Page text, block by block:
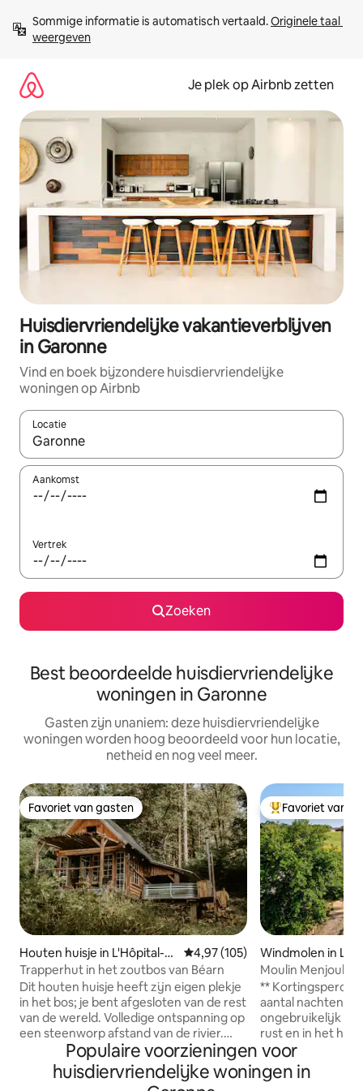
direct
naar
Sommige informatie is automatisch vertaald. Originele taal
weergeven
Je plek op Airbnb zetten
Huisdiervriendelijke vakantieverblijven
in Garonne
Vind en boek bijzondere huisdiervriendelijke
woningen op Airbnb
Locatie
Wanneer er resultaten beschikbaar zijn, maak je een keuze
Aankomst
Vertrek
Zoeken
Best beoordeelde huisdiervriendelijke
woningen in Garonne
Gasten zijn unaniem: deze huisdiervriendelijke
woningen worden hoog beoordeeld voor hun locatie,
netheid en nog veel meer.
Favoriet van gasten
Favoriet van gasten
Houten huisje in L'Hôpital-
d'Orion
Gemiddelde beoordeling van
4,97 (105)
Trapperhut in het zoutbos van Béarn
Dit houten huisje heeft zijn eigen plekje
in het bos; je bent afgesloten van de rest
van de wereld. Volledige ontspanning op
een steenworp afstand van de rivier.
Laat je leiden door je verlangens tijdens
je verblijf. Het huisje bestaat uit een
slaapkamer boven met een bed en
Topfavoriet van
Favoriet van
Windmolen in La
Moulin Menjoulet
rustige pauze
**
aantal nachten ** Welkom! Een
ongebruikelijk
rust en in het
ontspannen.
dingen, weg van de
uitgerust voor 3
Populaire voorzieningen voor
huisdiervriendelijke woningen in